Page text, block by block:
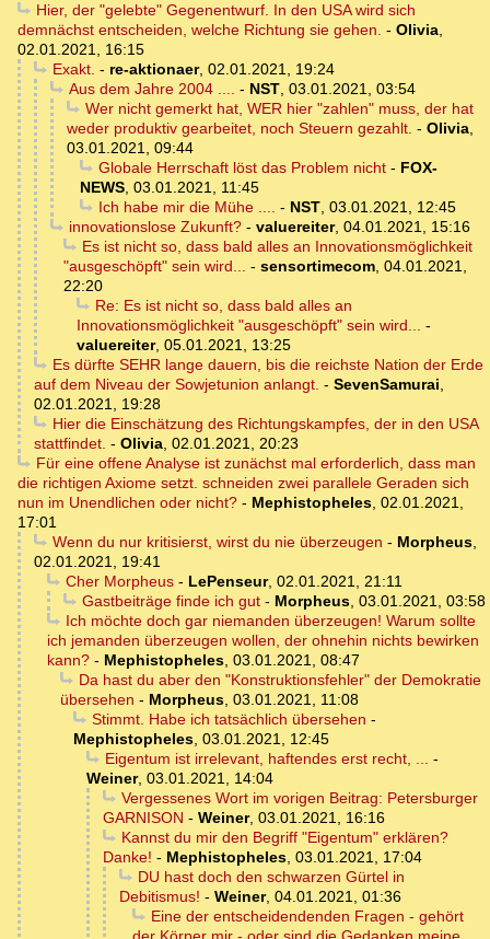
Hier, der "gelebte" Gegenentwurf. In den USA wird sich
demnächst entscheiden, welche Richtung sie gehen. - Olivia,
02.01.2021, 16:15
Exakt. - re-aktionaer, 02.01.2021, 19:24
Aus dem Jahre 2004 .... - NST, 03.01.2021, 03:54
Wer nicht gemerkt hat, WER hier "zahlen" muss, der hat
weder produktiv gearbeitet, noch Steuern gezahlt. - Olivia,
03.01.2021, 09:44
Globale Herrschaft löst das Problem nicht- FOX-
NEWS, 03.01.2021, 11:45
Ich habe mir die Mühe .... - NST, 03.01.2021, 12:45
innovationslose Zukunft?- valuereiter, 04.01.2021, 15:16
Es ist nicht so, dass bald alles an Innovationsmöglichkeit
"ausgeschöpft" sein wird... - sensortimecom, 04.01.2021,
22:20
Re: Es ist nicht so, dass bald alles an
Innovationsmöglichkeit "ausgeschöpft" sein wird... -
valuereiter, 05.01.2021, 13:25
Es dürfte SEHR lange dauern, bis die reichste Nation der Erde
auf dem Niveau der Sowjetunion anlangt. - SevenSamurai,
02.01.2021, 19:28
Hier die Einschätzung des Richtungskampfes, der in den USA
stattfindet. - Olivia, 02.01.2021, 20:23
Für eine offene Analyse ist zunächst mal erforderlich, dass man
die richtigen Axiome setzt. schneiden zwei parallele Geraden sich
nun im Unendlichen oder nicht? - Mephistopheles, 02.01.2021,
17:01
Wenn du nur kritisierst, wirst du nie überzeugen - Morpheus,
02.01.2021, 19:41
Cher Morpheus- LePenseur, 02.01.2021, 21:11
Gastbeiträge finde ich gut- Morpheus, 03.01.2021, 03:58
Ich möchte doch gar niemanden überzeugen! Warum sollte
ich jemanden überzeugen wollen, der ohnehin nichts bewirken
kann? - Mephistopheles, 03.01.2021, 08:47
Da hast du aber den "Konstruktionsfehler" der Demokratie
übersehen - Morpheus, 03.01.2021, 11:08
Stimmt. Habe ich tatsächlich übersehen -
Mephistopheles, 03.01.2021, 12:45
Eigentum ist irrelevant, haftendes erst recht, ... -
Weiner, 03.01.2021, 14:04
Vergessenes Wort im vorigen Beitrag: Petersburger
GARNISON - Weiner, 03.01.2021, 16:16
Kannst du mir den Begriff "Eigentum" erklären?
Danke! - Mephistopheles, 03.01.2021, 17:04
DU hast doch den schwarzen Gürtel in
Debitismus! - Weiner, 04.01.2021, 01:36
Eine der entscheidendenden Fragen - gehört